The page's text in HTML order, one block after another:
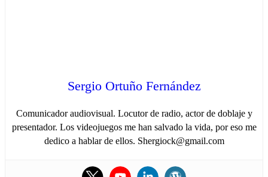
Sergio Ortuño Fernández
Comunicador audiovisual. Locutor de radio, actor de doblaje y
presentador. Los videojuegos me han salvado la vida, por eso me
dedico a hablar de ellos. Shergiock@gmail.com